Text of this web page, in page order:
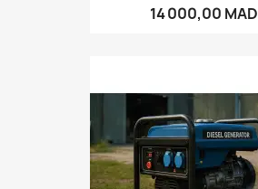
14 000,00 MAD